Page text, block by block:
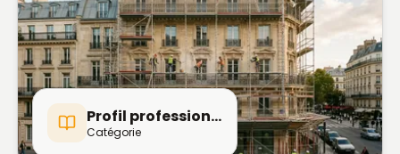
Profil professionnel
Catégorie